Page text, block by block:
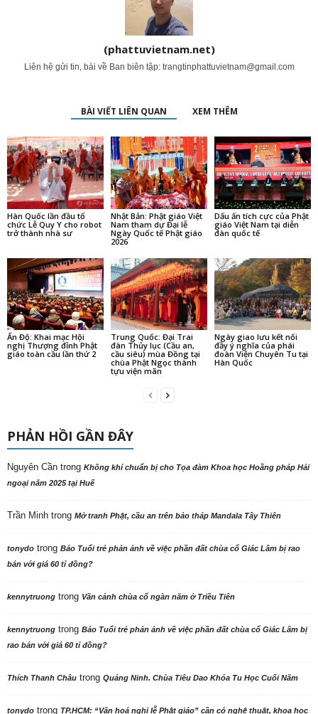
(phattuvietnam.net)
Liên hệ gửi tin, bài về Ban biên tập: trangtinphattuvietnam@gmail.com
BÀI VIẾT LIÊN QUAN XEM THÊM
Hàn Quốc lần đầu tổ
chức Lễ Quy Y cho robot
trở thành nhà sư
Nhật Bản: Phật giáo Việt
Nam tham dự Đại lễ
Ngày Quốc tế Phật giáo
2026
Dấu ấn tích cực của Phật
giáo Việt Nam tại diễn
đàn quốc tế
Ấn Độ: Khai mạc Hội
nghị Thượng đỉnh Phật
giáo toàn cầu lần thứ 2
Trung Quốc: Đại Trai
đàn Thủy lục (Cầu an,
cầu siêu) mùa Đồng tại
chùa Phật Ngọc thành
tựu viện mãn
Ngày giao lưu kết nối
đầy ý nghĩa của phái
đoàn Viện Chuyên Tu tại
Hàn Quốc
PHẢN HỒI GẦN ĐÂY
Nguyên Cần trong Không khí chuẩn bị cho Tọa đàm Khoa học Hoằng pháp Hải
ngoại năm 2025 tại Huế
Trần Minh trong Mở tranh Phật, cầu an trên bảo tháp Mandala Tây Thiên
tonydo trong Báo Tuổi trẻ phản ảnh về việc phần đất chùa cổ Giác Lâm bị rao
bán với giá 60 tỉ đồng?
kennytruong trong Vãn cảnh chùa cổ ngàn năm ở Triều Tiên
kennytruong trong Báo Tuổi trẻ phản ảnh về việc phần đất chùa cổ Giác Lâm bị
rao bán với giá 60 tỉ đồng?
Thích Thanh Châu trong Quảng Ninh. Chùa Tiêu Dao Khóa Tu Học Cuối Năm
tonydo trong TP.HCM: “Văn hoá nghi lễ Phật giáo” cần có nghệ thuật, khoa học